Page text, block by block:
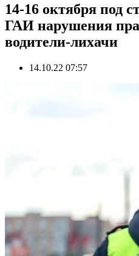
14-16 октября под
ГАИ нарушения
водители-лихачи
14.10.22 07:57